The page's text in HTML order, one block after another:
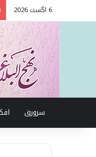
6 اگست 2026
سرورق